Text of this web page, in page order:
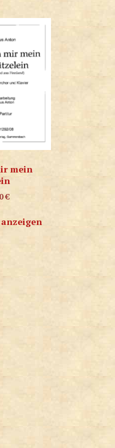
mein
€